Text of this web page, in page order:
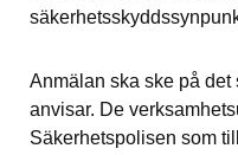
Anmälan ska ske på
anvisar. De
Säkerhetspolisen som